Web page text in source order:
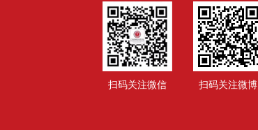
扫码关注微信 扫码关注微博